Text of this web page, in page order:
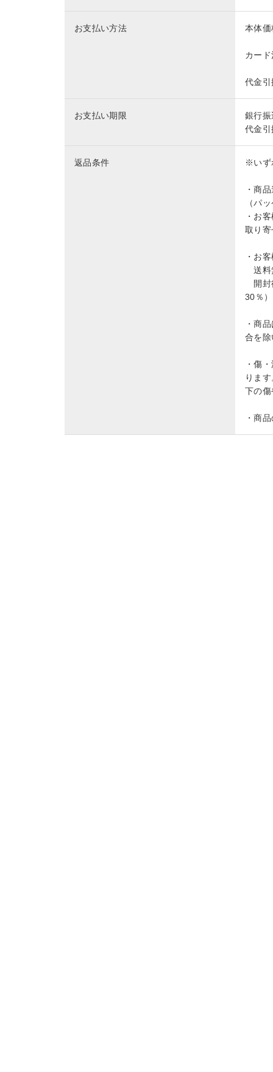
お支払い方法 本体
カー
代金
お支払い期限
銀行
代金
返品条件 ※いず
・商
（パ
・お
取り
・お
送料
開封
30％
・商
合を
・傷
りま
下の
・商